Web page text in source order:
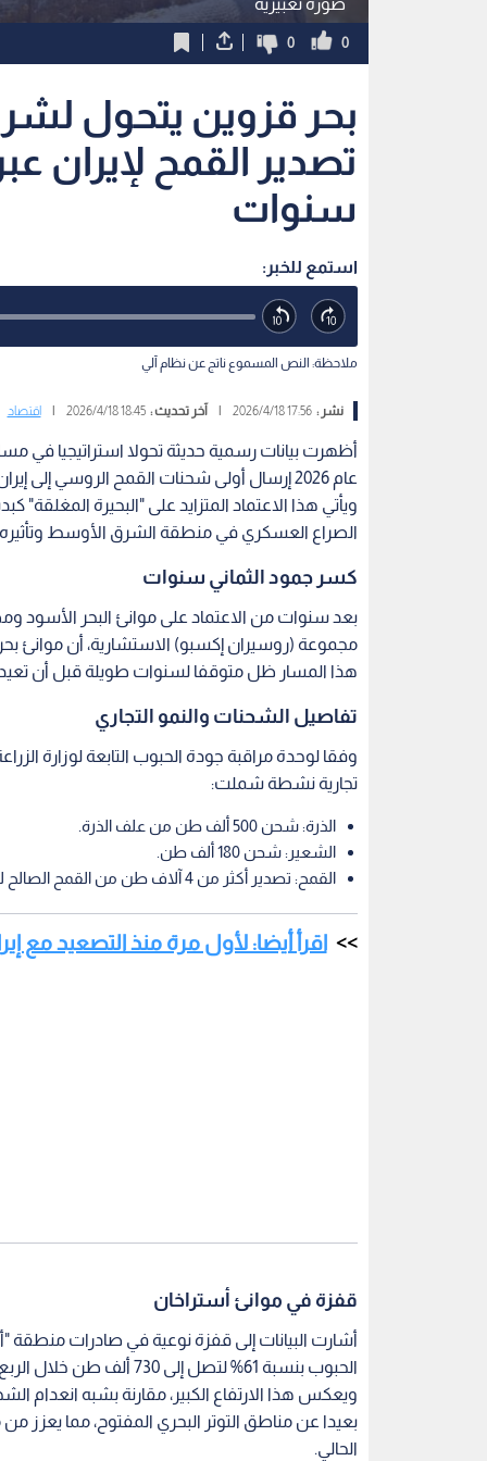
صورة تعبيرية
0
0
بحر قزوين يتحول
تصدير القمح لإيران
سنوات
استمع للخبر:
ملاحظة: النص المسموع ناتج عن نظام آلي
نشر :17:56 2026/4/18 آخر تحديث :18:45 2026/4/18 اقتصاد
أظهرت بيانات رسمية حديثة تحولا استراتيجيا في
عام 2026 إرسال أولى شحنات القمح الروسي إلى إيران عبر بحر قزوين للمرة الأولى منذ أكثر من ثماني سنوات.
ويأتي هذا الاعتماد المتزايد على "البحيرة
الصراع العسكري في منطقة الشرق الأوسط وتأثيره
كسر جمود الثماني سنوات
بعد سنوات من الاعتماد على موانئ البحر
مجموعة (روسيران إكسبو) الاستشارية، أن موانئ
هذا المسار ظل متوقفا لسنوات طويلة قبل أن تعيد
تفاصيل الشحنات والنمو التجاري
وفقا لوحدة مراقبة جودة الحبوب التابعة لوزارة
تجارية نشطة شملت:
الذرة: شحن 500 ألف طن من علف الذرة.
الشعير: شحن 180 ألف طن.
القمح: تصدير أكثر من 4 آلاف طن من القمح الصالح للأكل، كبداية لتدفق هذا المحصول عبر الممر الجديد.
اقرأ أيضا: لأول مرة منذ التصعيد مع
قفزة في موانئ أستراخان
أشارت البيانات إلى قفزة نوعية في صادرات
الحبوب بنسبة 61% لتصل إلى 730 ألف طن خلال الربع الأول، وجهت معظمها نحو السوق الإيرانية.
بعيدا عن مناطق التوتر البحري المفتوح، مما يعزز
الحالي.